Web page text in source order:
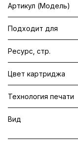
Артикул (Модель)
Подходит для
Ресурс, стр.
Цвет картриджа
Технология печати
Вид